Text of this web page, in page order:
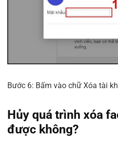
Bước 6: Bấm vào chữ Xóa tài
Hủy quá trình xóa
được không?